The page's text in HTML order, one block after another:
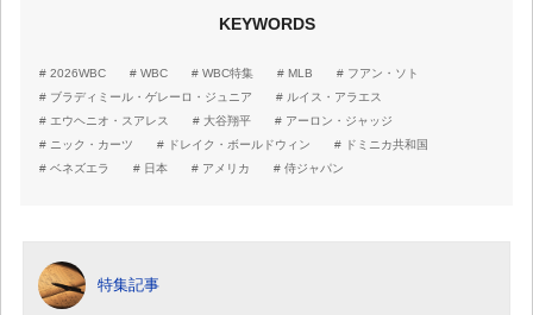
KEYWORDS
2026WBC WBC WBC特集 MLB
フアン・ソト
ブラディミール・ゲレーロ・ジュニア
ルイス・アラエス
エウヘニオ・スアレス
大谷翔平
アーロン・ジャッジ
ニック・カーツ
ドレイク・ボールドウィン
ドミニカ共和国
ベネズエラ
日本 アメリカ 侍ジャパン
特集記事